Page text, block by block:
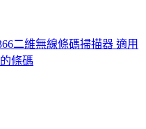
二維無線條碼掃描器 適用
條碼